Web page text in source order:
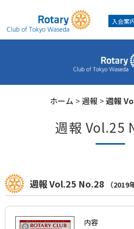
入会案
ホーム > 週報 >週報
週報 Vol.25
週報 Vol.25 No.28 （2019
内容